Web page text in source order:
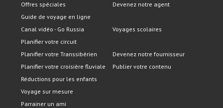
Offres spéciales
Guide de voyage en ligne
Canal vidéo - Go Russia
Planifier votre circuit
Planifier votre Transsibérien
Planifier votre croisière fluviale
Réductions pour les enfants
Voyage sur mesure
Parrainer un ami
Devenez notre agent
Voyages scolaires
Devenez notre fournisseur
Publier votre contenu